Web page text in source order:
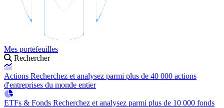
Mes portefeuilles
Rechercher
Actions Recherchez et analysez parmi plus de 40 000 actions
d'entreprises du monde entier
ETFs & Fonds Recherchez et analysez parmi plus de 10 000 fonds